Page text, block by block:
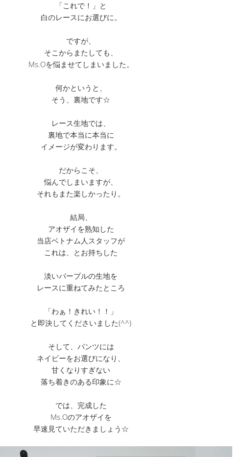
「これで！」と
白のレースにお選びに。
ですが、
そこからまたしても、
Ms.Oを悩ませてしまいました。
何かというと、
そう、裏地です☆
レース生地では、
裏地で本当に本当に
イメージが変わります。
だからこそ、
悩んでしまいますが、
それもまた楽しかったり。
結局、
アオザイを熟知した
当店ベトナム人スタッフが
これは、とお持ちした
淡いパープルの生地を
レースに重ねてみたところ
「わぁ！きれい！！」
と即決してくださいました(^^)
そして、パンツには
ネイビーをお選びになり、
甘くなりすぎない
落ち着きのある印象に☆
では、完成した
Ms.Oのアオザイを
早速見ていただきましょう☆